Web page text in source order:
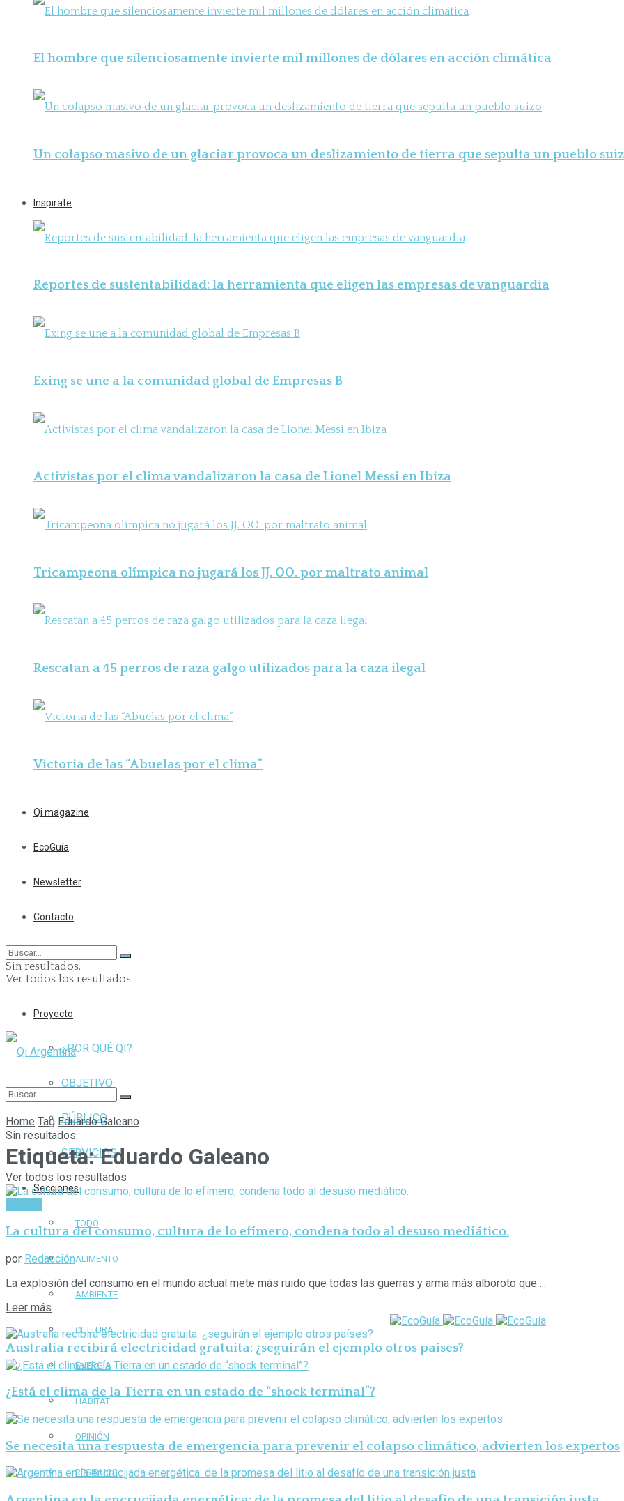
El hombre que silenciosamente invierte mil millones de dólares en acción climática
Un colapso masivo de un glaciar provoca un deslizamiento de tierra que sepulta un pueblo
Inspirate
Reportes de sustentabilidad: la herramienta que eligen las empresas de vanguardia
Exing se une a la comunidad global de Empresas B
Activistas por el clima vandalizaron la casa de Lionel Messi en Ibiza
Tricampeona olímpica no jugará los JJ. OO. por maltrato animal
Rescatan a 45 perros de raza galgo utilizados para la caza ilegal
Victoria de las “Abuelas por el clima”
Qi magazine
EcoGuía
Newsletter
Contacto
Sin resultados.
Ver todos los resultados
Proyecto
¿POR QUÉ QI?
OBJETIVO
PÚBLICO
SERVICIOS
Secciones
TODO
ALIMENTO
AMBIENTE
CULTURA
ENERGÍA
HÁBITAT
OPINIÓN
RESIDUOS
Sin resultados.
Ver todos los resultados
Home Tag Eduardo Galeano
Etiqueta:Eduardo Galeano
La cultura del consumo, cultura de lo efímero, condena todo al desuso mediático.
por Redacción
La explosión del consumo en el mundo actual mete más ruido que todas las guerras y arma más alboroto que ...
Leer más
Australia recibirá electricidad gratuita: ¿seguirán el ejemplo otros países?
¿Está el clima de la Tierra en un estado de “shock terminal”?
Se necesita una respuesta de emergencia para prevenir el colapso climático, advierten los expertos